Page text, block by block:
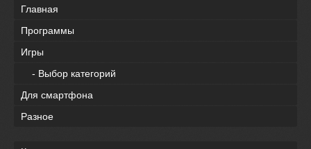
Главная
Программы
Игры
- Выбор категорий
Для смартфона
Разное